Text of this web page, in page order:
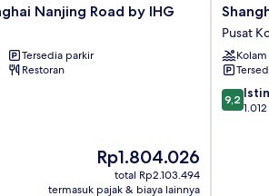
Nanjing Road by IHG
Tersedia parkir
Restoran
Harga
sekarang
Rp1.804.026
Rp1.804.026
total Rp2.103.494
termasuk pajak & biaya lainnya
Marriott
Marquis
City
Centre
Pusat
Kota
Pusat
9.2
dari
9,2